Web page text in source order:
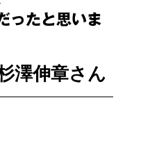
ったと思いま
澤伸章さん